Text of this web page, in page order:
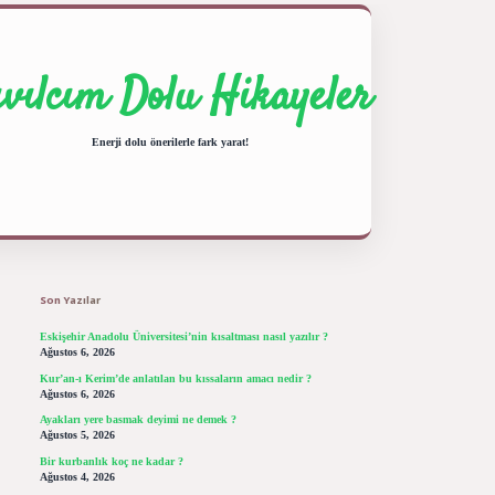
Dolu Hikayeler
Enerji dolu önerilerle fark yarat!
Son Yazılar
Eskişehir Anadolu Üniversitesi’nin kısaltması nasıl yazılır ?
Ağustos 6, 2026
Kur’an-ı Kerim’de anlatılan bu kıssaların amacı nedir ?
Ağustos 6, 2026
Ayakları yere basmak deyimi ne demek ?
Ağustos 5, 2026
Bir kurbanlık koç ne kadar ?
Ağustos 4, 2026